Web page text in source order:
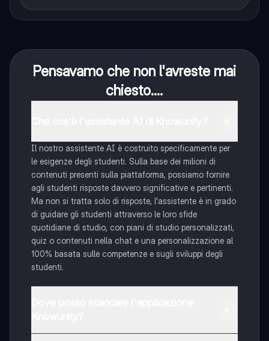
Pensavamo che non l'avreste mai
chiesto....
Il nostro assistente AI è costruito specificamente per
le esigenze degli studenti. Sulla base dei milioni di
contenuti presenti sulla piattaforma, possiamo fornire
agli studenti risposte davvero significative e pertinenti.
Ma non si tratta solo di risposte, l'assistente è in grado
di guidare gli studenti attraverso le loro sfide
quotidiane di studio, con piani di studio personalizzati,
quiz o contenuti nella chat e una personalizzazione al
100% basata sulle competenze e sugli sviluppi degli
studenti.